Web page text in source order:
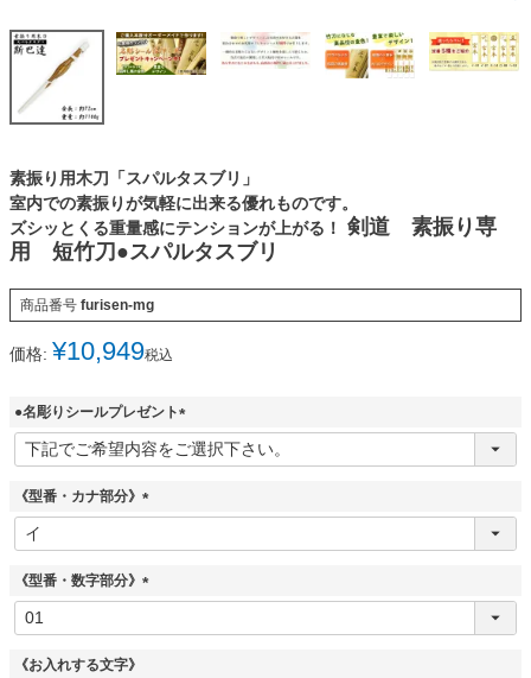
素振り用木刀「スパルタスブリ」
室内での素振りが気軽に出来る優れものです。
ズシッとくる重量感にテンションが上がる！
剣道 素振り専
用 短竹刀●スパルタスブリ
商品番号 furisen-mg
価格: ¥10,949税込
●名彫りシールプレゼント
(
必
《型番・カナ部分》
(
)
《型番・数字部分》
(
《お入れする文字》